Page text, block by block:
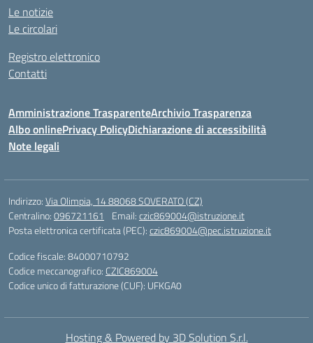
Le notizie
Le circolari
Registro elettronico
Contatti
Amministrazione TrasparenteArchivio Trasparenza
Albo onlinePrivacy PolicyDichiarazione di accessibilità
Note legali
Indirizzo:Via Olimpia, 14 88068 SOVERATO (CZ)
Centralino:096721161 Email:czic869004@istruzione.it
Posta elettronica certificata (PEC):czic869004@pec.istruzione.it
Codice fiscale: 84000710792
Codice meccanografico: CZIC869004
Codice unico di fatturazione (CUF): UFKGA0
Hosting & Powered by 3D Solution S.r.l.